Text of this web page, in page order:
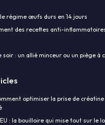
régime œufs durs en 14 jours
des recettes anti-
soir : un allié minceur ou un piège à
optimiser la prise de
: la bouilloire qui mise tout sur le